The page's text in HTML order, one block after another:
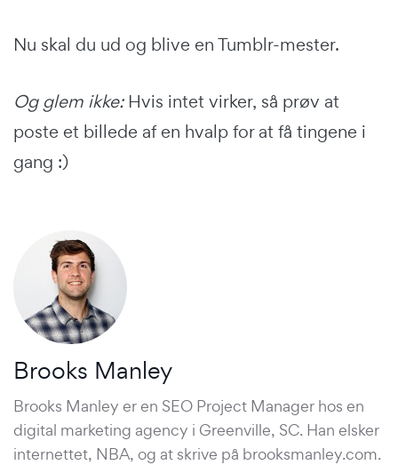
Nu skal du ud og blive en Tumblr-mester.
Og glem ikke:Hvis intet virker, så prøv at
poste et billede af en hvalp for at få tingene i
gang :)
Brooks Manley
Brooks Manley er en SEO Project Manager hos en
digital marketing agency i Greenville, SC. Han elsker
internettet, NBA, og at skrive på brooksmanley.com.